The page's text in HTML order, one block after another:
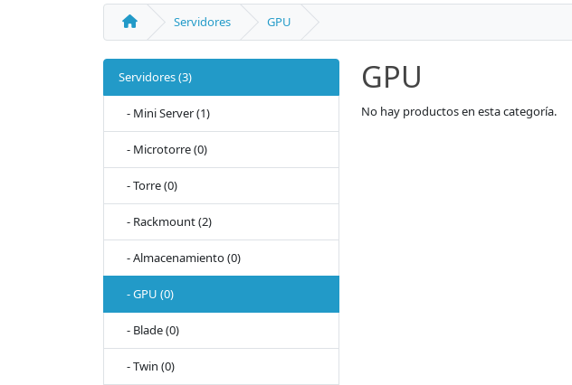
Servidores GPU
Servidores (3)
- Mini Server (1)
- Microtorre (0)
- Torre (0)
- Rackmount (2)
- Almacenamiento (0)
- GPU (0)
- Blade (0)
- Twin (0)
GPU
No hay productos en esta categoría.